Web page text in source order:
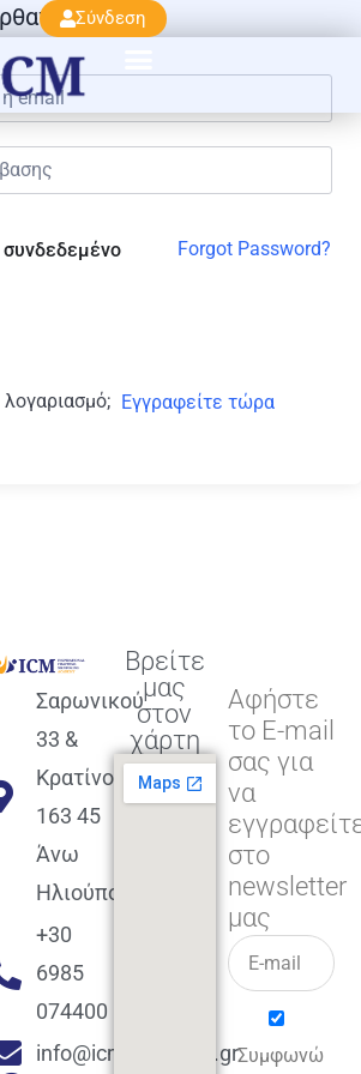
Σύνδεση
πάλι!
Forgot Password?
Εγγραφείτε τώρα
Σαρωνικού
33 &
Κρατίνου
163 45
Άνω
Ηλιούπολη
+30
6985
074400
info@icmacademy.gr
Βρείτε
μας
στον
χάρτη
Αφήστε
το E-mail
σας για
να
στο
newsletter
μας
Συμφωνώ